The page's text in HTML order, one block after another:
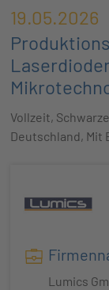
19.05.2026
Vollzeit,
Deutschland,
Lumics